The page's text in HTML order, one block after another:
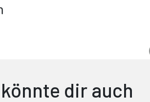
dir auch